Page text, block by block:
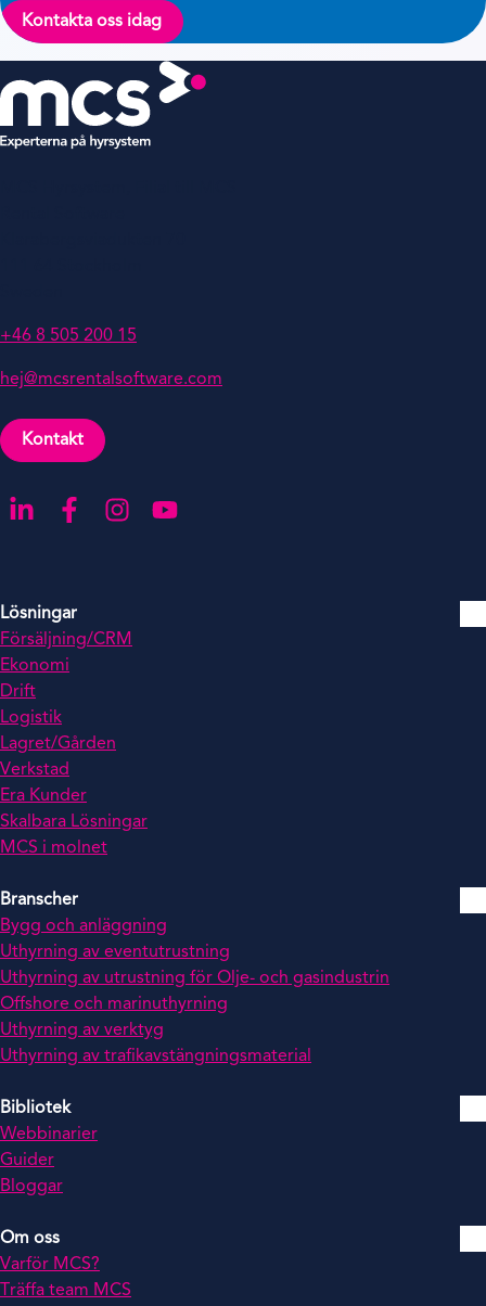
Kontakta oss idag
+46 8 505 200 15
hej@mcsrentalsoftware.com
Kontakt
Gå till LinkedIn
Gå till Facebook
Gå till Instagra
Gå till YouTube
Lösningar
Försäljning/CRM
Ekonomi
Drift
Logistik
Lagret/Gården
Verkstad
Era Kunder
Skalbara Lösningar
MCS i molnet
Branscher
Bygg och anläggning
Uthyrning av eventutrustning
Uthyrning av utrustning för Olje- och gasindustrin
Offshore och marinuthyrning
Uthyrning av verktyg
Uthyrning av trafikavstängningsmaterial
Bibliotek
Webbinarier
Guider
Bloggar
Om oss
Varför MCS?
Träffa team MCS